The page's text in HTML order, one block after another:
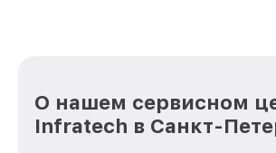
О нашем сервисном
Infratech в Санкт-